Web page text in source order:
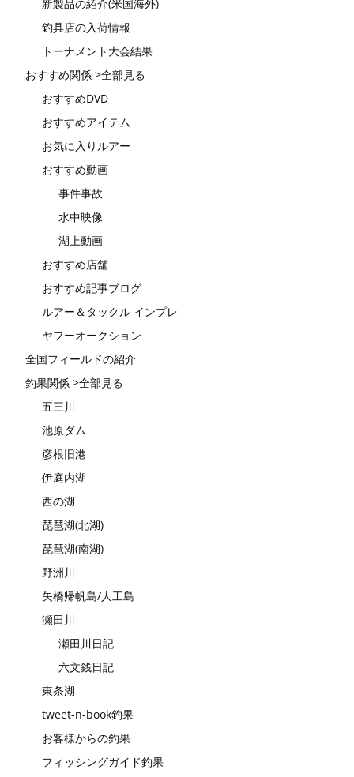
新製品の紹介(米国海外)
釣具店の入荷情報
トーナメント大会結果
おすすめ関係 >全部見る
おすすめDVD
おすすめアイテム
お気に入りルアー
おすすめ動画
事件事故
水中映像
湖上動画
おすすめ店舗
おすすめ記事ブログ
ルアー＆タックル インプレ
ヤフーオークション
全国フィールドの紹介
釣果関係 >全部見る
五三川
池原ダム
彦根旧港
伊庭内湖
西の湖
琵琶湖(北湖)
琵琶湖(南湖)
野洲川
矢橋帰帆島/人工島
瀬田川
瀬田川日記
六文銭日記
東条湖
tweet-n-book釣果
お客様からの釣果
フィッシングガイド釣果